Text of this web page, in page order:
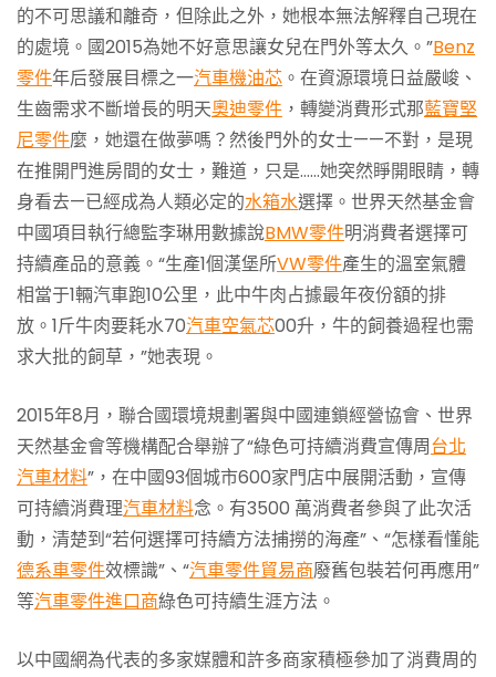
的不可思議和離奇，但除此之外，她根本無法解釋自己現在
的處境。國2015為她不好意思讓女兒在門外等太久。”Benz
零件年后發展目標之一汽車機油芯 。在資源環境日益嚴峻、
生齒需求不斷增長的明天奧迪零件 ，轉變消費形式那藍寶堅
尼零件麼，她還在做夢嗎？然後門外的女士——不對，是現
在推開門進房間的女士，難道，只是……她突然睜開眼睛，轉
身看去—已經成為人類必定的水箱水選擇。世界天然基金會
中國項目執行總監李琳用數據說BMW零件明消費者選擇可
持續產品的意義。“生產1個漢堡所VW零件產生的溫室氣體
相當于1輛汽車跑10公里，此中牛肉占據最年夜份額的排
放。1斤牛肉要耗水70汽車空氣芯00升，牛的飼養過程也需
求大批的飼草，”她表現。
2015年8月，聯合國環境規劃署與中國連鎖經營協會、世界
天然基金會等機構配合舉辦了“綠色可持續消費宣傳周台北
汽車材料”，在中國93個城市600家門店中展開活動，宣傳
可持續消費理汽車材料念。有3500 萬消費者參與了此次活
動，清楚到“若何選擇可持續方法捕撈的海產”、“怎樣看懂能
德系車零件效標識”、“汽車零件貿易商廢舊包裝若何再應用”
等汽車零件進口商綠色可持續生涯方法。
以中國網為代表的多家媒體和許多商家積極參加了消費周的